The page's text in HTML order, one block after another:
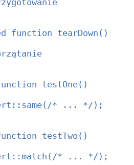
function tearDown()
testOne()
* ... */);
testTwo()
* ... */);